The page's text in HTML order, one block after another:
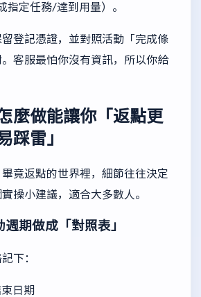
指定任務/達到用量）。
登記憑證，並對照活動「完成條
客服最怕你沒有資訊，所以你給
麼做能讓你「返點更
踩雷」
竟返點的世界裡，細節往往決定
操小建議，適合大多數人。
期做成「對照表」
下：
日期